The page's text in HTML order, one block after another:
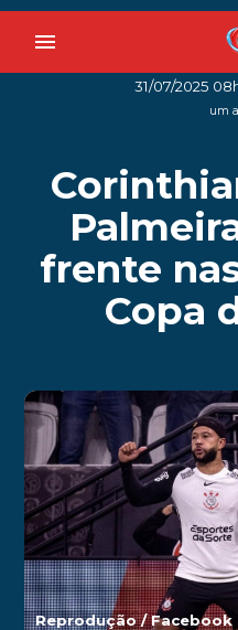
menu
31/07/2025
um
frente
Copa
Reprodução / Facebook